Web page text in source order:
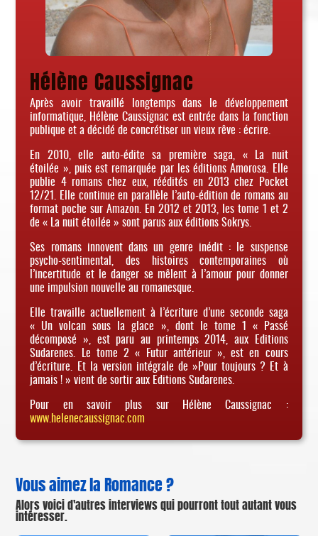
Hélène Caussignac
Après avoir travaillé longtemps dans le développement
informatique, Hélène Caussignac est entrée dans la fonction
publique et a décidé de concrétiser un vieux rêve : écrire.
En 2010, elle auto-édite sa première saga, « La nuit
étoilée », puis est remarquée par les éditions Amorosa. Elle
publie 4 romans chez eux, réédités en 2013 chez Pocket
12/21. Elle continue en parallèle l’auto-édition de romans au
format poche sur Amazon. En 2012 et 2013, les tome 1 et 2
de « La nuit étoilée » sont parus aux éditions Sokrys.
Ses romans innovent dans un genre inédit : le suspense
psycho-sentimental, des histoires contemporaines où
l’incertitude et le danger se mêlent à l’amour pour donner
une impulsion nouvelle au romanesque.
Elle travaille actuellement à l’écriture d’une seconde saga
« Un volcan sous la glace », dont le tome 1 « Passé
décomposé », est paru au printemps 2014, aux Editions
Sudarenes. Le tome 2 « Futur antérieur », est en cours
d’écriture. Et la version intégrale de »Pour toujours ? Et à
jamais ! » vient de sortir aux Editions Sudarenes.
Pour en savoir plus sur Hélène Caussignac :
www.helenecaussignac.com
Vous aimez la Romance ?
Alors voici d'autres interviews qui pourront tout autant vous
intéresser.